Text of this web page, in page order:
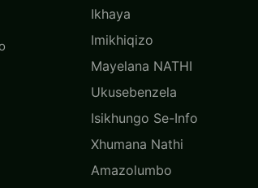
Ikhaya
Imikhiqizo
Mayelana NATHI
Ukusebenzela
Isikhungo Se-Info
Xhumana Nathi
Amazolumbo